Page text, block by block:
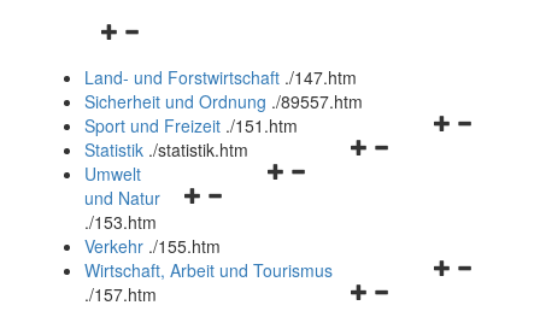
Navigationsmenü
und
schließen
Land- und Forstwirtschaft ./147.htm
Sicherheit und Ordnung ./89557.htm
Navigationsmenü
Sport und Freizeit ./151.htm
Navigationsmenü
Statistik ./statistik.htm
Navigationsmenü
und
schließen
Umwelt
und Natur
./153.htm
Verkehr ./155.htm
Navigationsmenü
Wirtschaft, Arbeit und Tourismus
./157.htm